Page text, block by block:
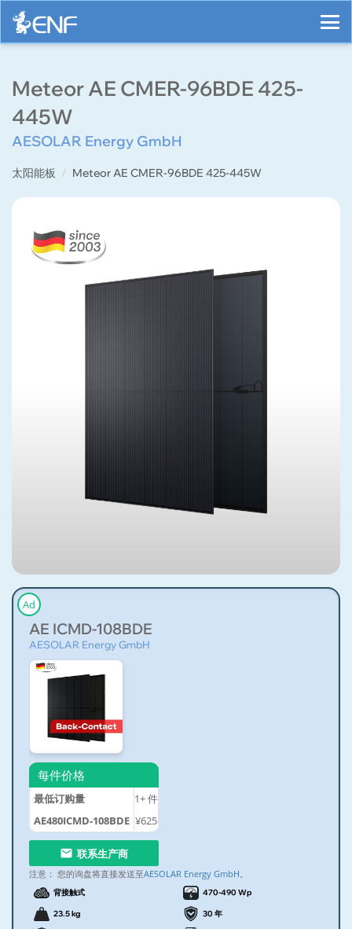
Meteor AE CMER-96BDE 425-
445W
AESOLAR Energy GmbH
太阳能板 Meteor AE CMER-96BDE 425-445W
Ad
AE ICMD-108BDE
AESOLAR Energy GmbH
每件价格
最低订购量 1+件
AE480ICMD-108BDE ¥625
联系生产商
注意： 您的询盘将直接发送至AESOLAR Energy GmbH。
背接触式 470-490 Wp
23.5 kg 30 年